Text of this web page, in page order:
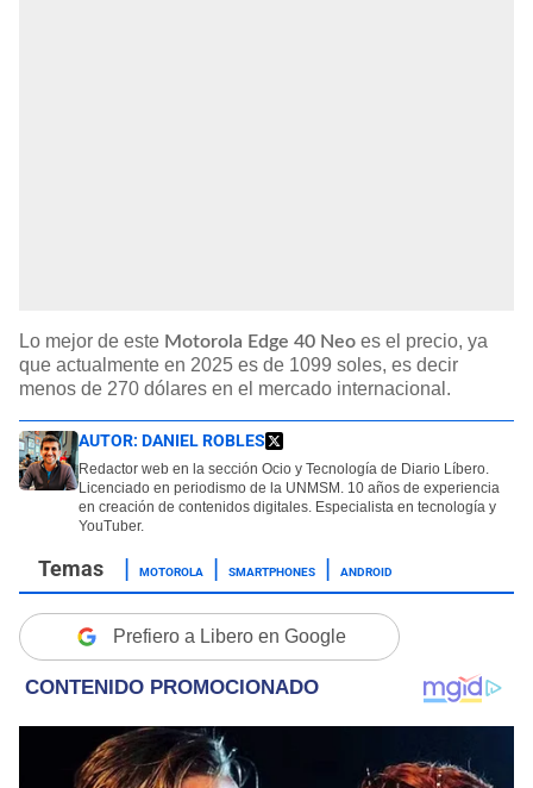
Lo mejor de este Motorola Edge 40 Neo es el precio, ya
que actualmente en 2025 es de 1099 soles, es decir
menos de 270 dólares en el mercado internacional.
AUTOR: DANIEL ROBLES
Redactor web en la sección Ocio y Tecnología de Diario Líbero.
Licenciado en periodismo de la UNMSM. 10 años de experiencia
en creación de contenidos digitales. Especialista en tecnología y
YouTuber.
MOTOROLA SMARTPHONES ANDROID
Prefiero a Libero en Google